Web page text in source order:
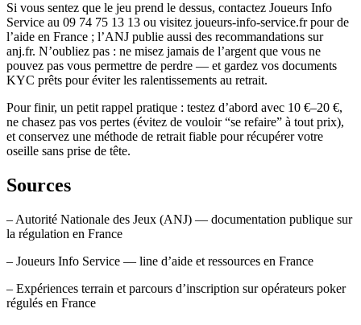
Si vous sentez que le jeu prend le dessus, contactez Joueurs Info
Service au 09 74 75 13 13 ou visitez joueurs‑info‑service.fr pour de
l’aide en France ; l’ANJ publie aussi des recommandations sur
anj.fr. N’oubliez pas : ne misez jamais de l’argent que vous ne
pouvez pas vous permettre de perdre — et gardez vos documents
KYC prêts pour éviter les ralentissements au retrait.
Pour finir, un petit rappel pratique : testez d’abord avec 10 €–20 €,
ne chasez pas vos pertes (évitez de vouloir “se refaire” à tout prix),
et conservez une méthode de retrait fiable pour récupérer votre
oseille sans prise de tête.
Sources
– Autorité Nationale des Jeux (ANJ) — documentation publique sur
la régulation en France
– Joueurs Info Service — line d’aide et ressources en France
– Expériences terrain et parcours d’inscription sur opérateurs poker
régulés en France